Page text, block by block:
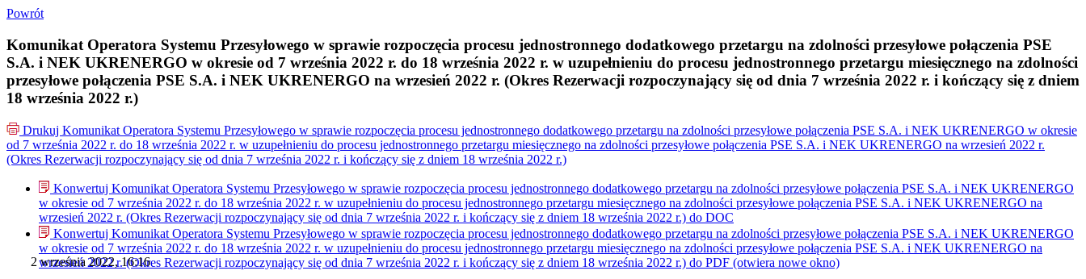
Powrót
Komunikat Operatora Systemu Przesyłowego w sprawie rozpoczęcia procesu jednostronnego dodatkowego przetargu na zdolności przesyłowe połączenia PSE
S.A. i NEK UKRENERGO w okresie od 7 września 2022 r. do 18 września 2022 r. w uzupełnieniu do procesu jednostronnego przetargu miesięcznego na zdolności
przesyłowe połączenia PSE S.A. i NEK UKRENERGO na wrzesień 2022 r. (Okres Rezerwacji rozpoczynający się od dnia 7 września 2022 r. i kończący się z dniem
18 września 2022 r.)
Drukuj Komunikat Operatora Systemu Przesyłowego w sprawie rozpoczęcia procesu jednostronnego dodatkowego przetargu na zdolności przesyłowe połączenia PSE S.A. i NEK UKRENERGO w okresie
od 7 września 2022 r. do 18 września 2022 r. w uzupełnieniu do procesu jednostronnego przetargu miesięcznego na zdolności przesyłowe połączenia PSE S.A. i NEK UKRENERGO na wrzesień 2022 r.
(Okres Rezerwacji rozpoczynający się od dnia 7 września 2022 r. i kończący się z dniem 18 września 2022 r.)
Konwertuj Komunikat Operatora Systemu Przesyłowego w sprawie rozpoczęcia procesu jednostronnego dodatkowego przetargu na zdolności przesyłowe połączenia PSE S.A. i NEK UKRENERGO
w okresie od 7 września 2022 r. do 18 września 2022 r. w uzupełnieniu do procesu jednostronnego przetargu miesięcznego na zdolności przesyłowe połączenia PSE S.A. i NEK UKRENERGO na
wrzesień 2022 r. (Okres Rezerwacji rozpoczynający się od dnia 7 września 2022 r. i kończący się z dniem 18 września 2022 r.) do DOC
Konwertuj Komunikat Operatora Systemu Przesyłowego w sprawie rozpoczęcia procesu jednostronnego dodatkowego przetargu na zdolności przesyłowe połączenia PSE S.A. i NEK UKRENERGO
w okresie od 7 września 2022 r. do 18 września 2022 r. w uzupełnieniu do procesu jednostronnego przetargu miesięcznego na zdolności przesyłowe połączenia PSE S.A. i NEK UKRENERGO na
wrzesień 2022 r. (Okres Rezerwacji rozpoczynający się od dnia 7 września 2022 r. i kończący się z dniem 18 września 2022 r.) do PDF (otwiera nowe okno)
2 września 2022, 16:16